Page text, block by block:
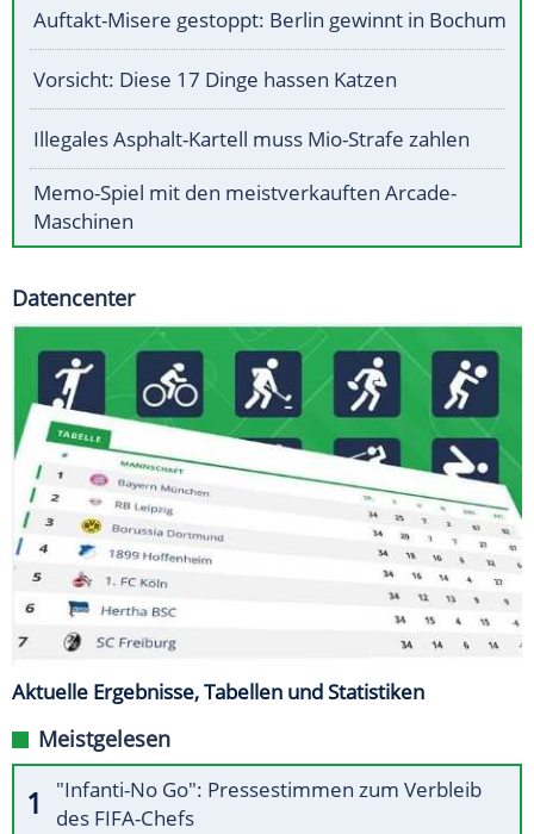
Auftakt-Misere gestoppt: Berlin gewinnt in Bochum
Vorsicht: Diese 17 Dinge hassen Katzen
Illegales Asphalt-Kartell muss Mio-Strafe zahlen
Memo-Spiel mit den meistverkauften Arcade-
Maschinen
Datencenter
Aktuelle Ergebnisse, Tabellen und Statistiken
Meistgelesen
"Infanti-No Go": Pressestimmen zum Verbleib
des FIFA-Chefs